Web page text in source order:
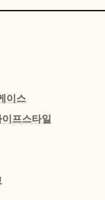
이스
프스타일